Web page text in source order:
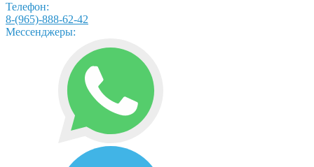
Телефон:
8-(965)-888-62-42
Мессенджеры: